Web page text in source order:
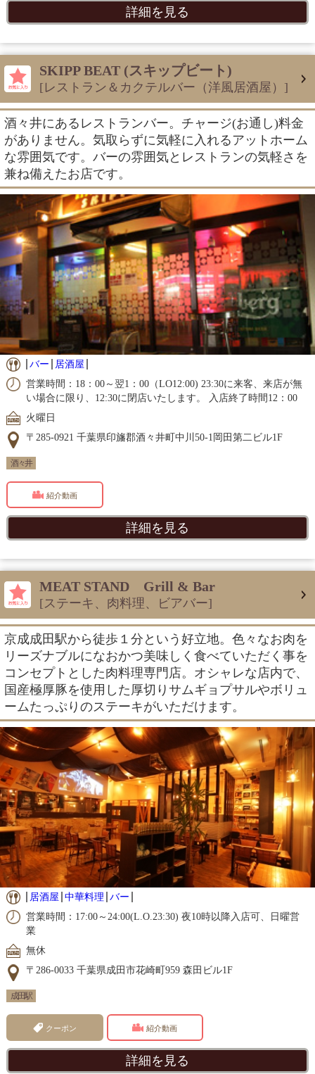
詳細を見る
SKIPP BEAT (スキップビート)
[レストラン＆カクテルバー（洋風居酒屋）]
酒々井にあるレストランバー。チャージ(お通し)料金
がありません。気取らずに気軽に入れるアットホーム
な雰囲気です。バーの雰囲気とレストランの気軽さを
兼ね備えたお店です。
バー
居酒屋
営業時間：18：00～翌1：00（LO12:00) 23:30に来客、来店が無
い場合に限り、12:30に閉店いたします。 入店終了時間12：00
火曜日
〒285-0921 千葉県印旛郡酒々井町中川50-1岡田第二ビル1F
酒々井
紹介動画
詳細を見る
MEAT STAND Grill & Bar
[ステーキ、肉料理、ビアバー]
京成成田駅から徒歩１分という好立地。色々なお肉を
リーズナブルになおかつ美味しく食べていただく事を
コンセプトとした肉料理専門店。オシャレな店内で、
国産極厚豚を使用した厚切りサムギョプサルやボリュ
ームたっぷりのステーキがいただけます。
居酒屋 中華料理 バー
営業時間：17:00～24:00(L.O.23:30) 夜10時以降入店可、日曜営
業
無休
〒286-0033 千葉県成田市花崎町959 森田ビル1F
成田駅
クーポン 紹介動画
詳細を見る